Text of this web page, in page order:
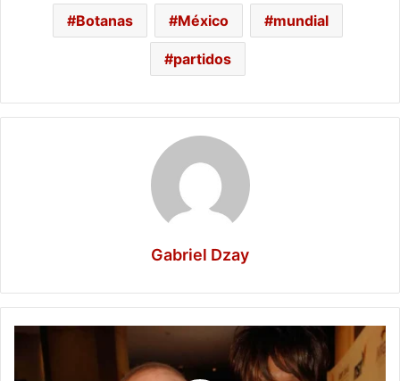
Botanas México mundial
partidos
Gabriel Dzay
Muere
Davis,